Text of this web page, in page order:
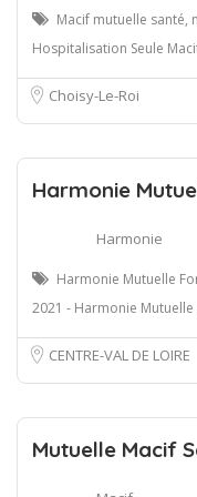
Macif mutuelle santé,
Hospitalisation Seule
Choisy-Le-Roi
Harmonie
Harmonie
Harmonie Mutuelle
2021 - Harmonie Mutuelle
CENTRE-VAL DE LOIRE
Mutuelle Macif